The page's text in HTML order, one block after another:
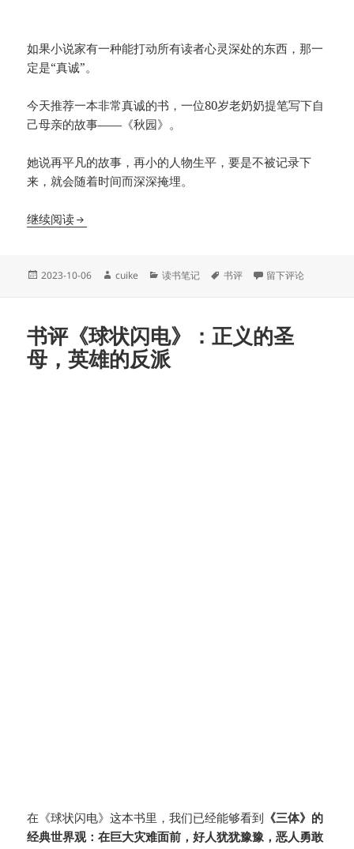
如果小说家有一种能打动所有读者心灵深处的东西，那一
定是“真诚”。
今天推荐一本非常真诚的书，一位80岁老奶奶提笔写下自
己母亲的故事——《秋园》。
她说再平凡的故事，再小的人物生平，要是不被记录下
来，就会随着时间而深深掩埋。
继续阅读书评《秋园》：一位80岁老奶奶提笔写下自己母亲的
发
2023-10-06
作
cuike
分
读书笔记
标
书评 于书评《秋园》：
留下评论
书评《球状闪电》：正义的圣
母，英雄的反派
在《球状闪电》这本书里，我们已经能够看到 《三体》的
经典世界观：在巨大灾难面前，好人犹犹豫豫，恶人勇敢